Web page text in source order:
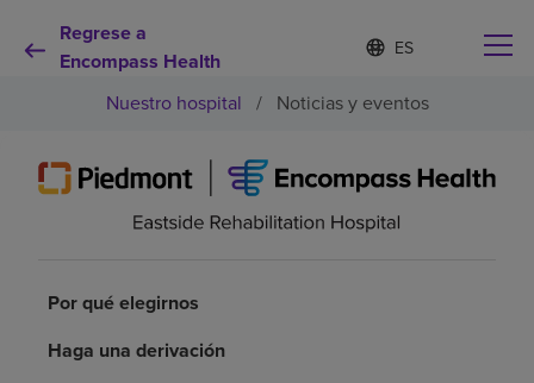
Regrese a
Encompass Health
Lista
de
contraída
d
o
s
e
l
e
Pacientes y cuidadores
Nuestro hospital / Noticias y eventos
Por qué elegirnos
Haga una derivación